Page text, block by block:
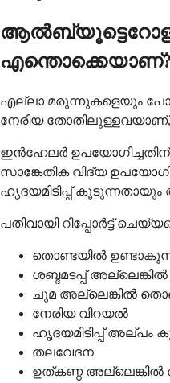
എല്ലാ മരുന്നുകളെയും
നേരിയ തോതിലുള്ളവയാണ്,
ഇൻഹേലർ
സാങ്കേതിക വിദ്യ
ഹൃദയമിടിപ്പ് കൂടുന്നതായും
പതിവായി റിപ്പോർട്ട്
തൊണ്ടയിൽ
ശബ്ദമടപ്പ്
ചുമ അല്ലെങ്കിൽ
നേരിയ വിറയൽ
ഹൃദയമിടിപ്പ് അല്പം
തലവേദന
ഉത്കണ്ഠ